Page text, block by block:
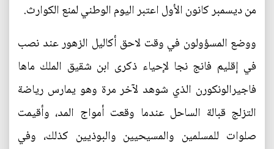
من ديسمبر كانون الأول اعتبر اليوم الوطني لمنع الكوارث.
ووضع المسؤولون في وقت لاحق أكاليل الزهور عند نصب
في إقليم فانج نجا لإحياء ذكرى ابن شقيق الملك ماها
فاجيرالونكورن الذي شوهد لآخر مرة وهو يمارس رياضة
التزلج قبالة الساحل عندما وقعت أمواج المد، وأقيمت
صلوات للمسلمين والمسيحيين والبوذيين كذلك، وفي